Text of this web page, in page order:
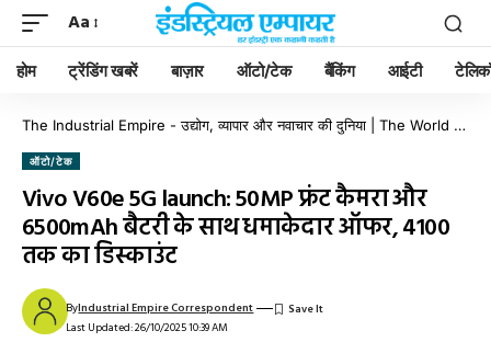
Aa
होम ट्रेंडिंग खबरें बाज़ार ऑटो/टेक बैंकिंग आईटी
The Industrial Empire - उद्योग, व्यापार और नवाचार की दुनिया | The World of Industry, Business & Innovation
ऑटो/टेक
Vivo V60e 5G launch: 50MP फ्रंट कैमरा और
6500mAh बैटरी के साथ धमाकेदार ऑफर, 4100
तक का डिस्काउंट
Last Updated: 26/10/2025 10:39 AM
ByIndustrial Empire Correspondent